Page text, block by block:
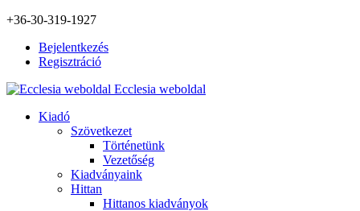
+36-30-319-1927
Bejelentkezés
Regisztráció
Ecclesia weboldal
Kiadó
Szövetkezet
Történetünk
Vezetőség
Kiadványaink
Hittan
Hittanos kiadványok